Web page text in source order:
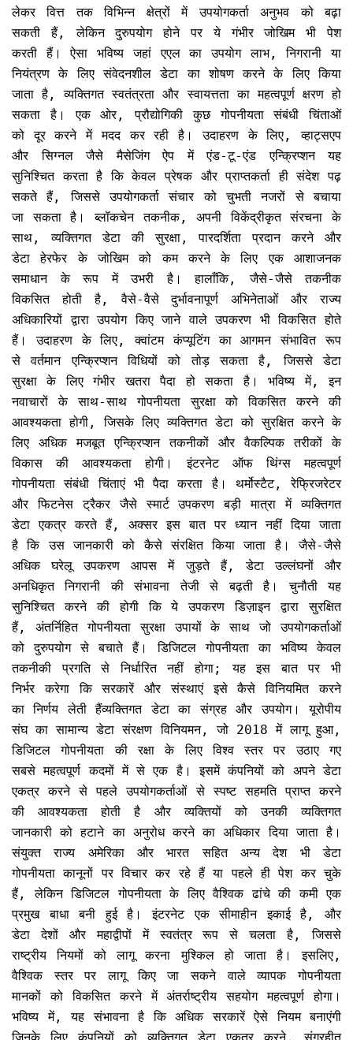
लेकर वित्त तक विभिन्न क्षेत्रों में उपयोगकर्ता अनुभव को बढ़ा
सकती हैं, लेकिन दुरुपयोग होने पर ये गंभीर जोखिम भी पेश
करती हैं। ऐसा भविष्य जहां एएल का उपयोग लाभ, निगरानी या
नियंत्रण के लिए संवेदनशील डेटा का शोषण करने के लिए किया
जाता है, व्यक्तिगत स्वतंत्रता और स्वायत्तता का महत्वपूर्ण क्षरण हो
सकता है। एक ओर, प्रौद्योगिकी कुछ गोपनीयता संबंधी चिंताओं
को दूर करने में मदद कर रही है। उदाहरण के लिए, व्हाट्सएप
और सिग्नल जैसे मैसेजिंग ऐप में एंड-टू-एंड एन्क्रिप्शन यह
सुनिश्चित करता है कि केवल प्रेषक और प्राप्तकर्ता ही संदेश पढ़
सकते हैं, जिससे उपयोगकर्ता संचार को चुभती नजरों से बचाया
जा सकता है। ब्लॉकचेन तकनीक, अपनी विकेंद्रीकृत संरचना के
साथ, व्यक्तिगत डेटा की सुरक्षा, पारदर्शिता प्रदान करने और
डेटा हेरफेर के जोखिम को कम करने के लिए एक आशाजनक
समाधान के रूप में उभरी है। हालाँकि, जैसे-जैसे तकनीक
विकसित होती है, वैसे-वैसे दुर्भावनापूर्ण अभिनेताओं और राज्य
अधिकारियों द्वारा उपयोग किए जाने वाले उपकरण भी विकसित होते
हैं। उदाहरण के लिए, क्वांटम कंप्यूटिंग का आगमन संभावित रूप
से वर्तमान एन्क्रिप्शन विधियों को तोड़ सकता है, जिससे डेटा
सुरक्षा के लिए गंभीर खतरा पैदा हो सकता है। भविष्य में, इन
नवाचारों के साथ-साथ गोपनीयता सुरक्षा को विकसित करने की
आवश्यकता होगी, जिसके लिए व्यक्तिगत डेटा को सुरक्षित करने के
लिए अधिक मजबूत एन्क्रिप्शन तकनीकों और वैकल्पिक तरीकों के
विकास की आवश्यकता होगी। इंटरनेट ऑफ थिंग्स महत्वपूर्ण
गोपनीयता संबंधी चिंताएं भी पैदा करता है। थर्मोस्टैट, रेफ्रिजरेटर
और फिटनेस ट्रैकर जैसे स्मार्ट उपकरण बड़ी मात्रा में व्यक्तिगत
डेटा एकत्र करते हैं, अक्सर इस बात पर ध्यान नहीं दिया जाता
है कि उस जानकारी को कैसे संरक्षित किया जाता है। जैसे-जैसे
अधिक घरेलू उपकरण आपस में जुड़ते हैं, डेटा उल्लंघनों और
अनधिकृत निगरानी की संभावना तेजी से बढ़ती है। चुनौती यह
सुनिश्चित करने की होगी कि ये उपकरण डिज़ाइन द्वारा सुरक्षित
हैं, अंतर्निहित गोपनीयता सुरक्षा उपायों के साथ जो उपयोगकर्ताओं
को दुरुपयोग से बचाते हैं। डिजिटल गोपनीयता का भविष्य केवल
तकनीकी प्रगति से निर्धारित नहीं होगा; यह इस बात पर भी
निर्भर करेगा कि सरकारें और संस्थाएं इसे कैसे विनियमित करने
का निर्णय लेती हैंव्यक्तिगत डेटा का संग्रह और उपयोग। यूरोपीय
संघ का सामान्य डेटा संरक्षण विनियमन, जो 2018 में लागू हुआ,
डिजिटल गोपनीयता की रक्षा के लिए विश्व स्तर पर उठाए गए
सबसे महत्वपूर्ण कदमों में से एक है। इसमें कंपनियों को अपने डेटा
एकत्र करने से पहले उपयोगकर्ताओं से स्पष्ट सहमति प्राप्त करने
की आवश्यकता होती है और व्यक्तियों को उनकी व्यक्तिगत
जानकारी को हटाने का अनुरोध करने का अधिकार दिया जाता है।
संयुक्त राज्य अमेरिका और भारत सहित अन्य देश भी डेटा
गोपनीयता कानूनों पर विचार कर रहे हैं या पहले ही पेश कर चुके
हैं, लेकिन डिजिटल गोपनीयता के लिए वैश्विक ढांचे की कमी एक
प्रमुख बाधा बनी हुई है। इंटरनेट एक सीमाहीन इकाई है, और
डेटा देशों और महाद्वीपों में स्वतंत्र रूप से चलता है, जिससे
राष्ट्रीय नियमों को लागू करना मुश्किल हो जाता है। इसलिए,
वैश्विक स्तर पर लागू किए जा सकने वाले व्यापक गोपनीयता
मानकों को विकसित करने में अंतर्राष्ट्रीय सहयोग महत्वपूर्ण होगा।
भविष्य में, यह संभावना है कि अधिक सरकारें ऐसे नियम बनाएंगी